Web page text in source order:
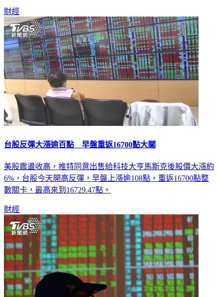
財經
台股反彈大漲逾百點 早盤重返16700點大關
美股震盪收高，推特同意出售給科技大亨馬斯克後股價大漲約
6%，台股今天開高反彈，早盤上漲逾108點，重返16700點整
數關卡，最高來到16729.47點。
財經